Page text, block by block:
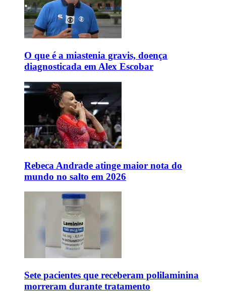
O que é a miastenia gravis, doença
diagnosticada em Alex Escobar
Rebeca Andrade atinge maior nota do
mundo no salto em 2026
Sete pacientes que receberam polilaminina
morreram durante tratamento